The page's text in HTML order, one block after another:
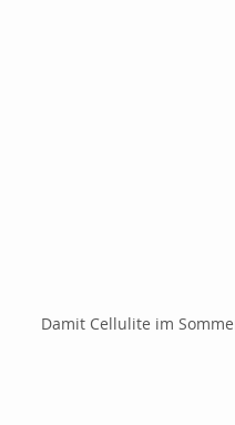
Damit Cellulite im